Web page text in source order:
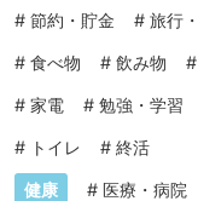
# 節約・貯金 # 旅行
# 食べ物 # 飲み物 #
# 家電 # 勉強・学習
# トイレ # 終活
健康 # 医療・病院